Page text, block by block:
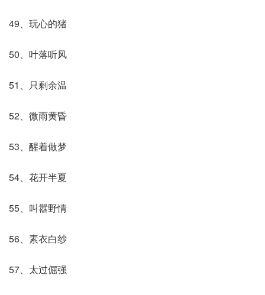
49、玩心的猪
50、叶落听风
51、只剩余温
52、微雨黄昏
53、醒着做梦
54、花开半夏
55、叫嚣野情
56、素衣白纱
57、太过倔强